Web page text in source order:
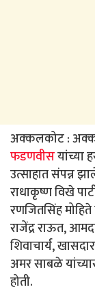
अक्कलकोट :
फडणवीसयांच्या
उत्साहात संपन्न
राधाकृष्ण विखे
रणजितसिंह
राजेंद्र राऊत,
शिवाचार्य,
अमर साबळे
होती.